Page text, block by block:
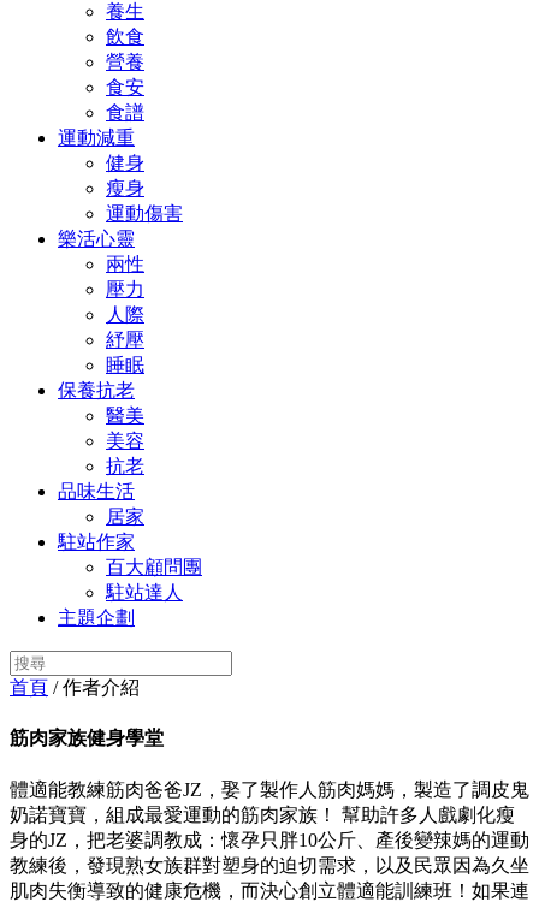
養生
飲食
營養
食安
食譜
運動減重
健身
瘦身
運動傷害
樂活心靈
兩性
壓力
人際
紓壓
睡眠
保養抗老
醫美
美容
抗老
品味生活
居家
駐站作家
百大顧問團
駐站達人
主題企劃
首頁 / 作者介紹
筋肉家族健身學堂
體適能教練筋肉爸爸JZ，娶了製作人筋肉媽媽，製造了調皮鬼
奶諾寶寶，組成最愛運動的筋肉家族！ 幫助許多人戲劇化瘦
身的JZ，把老婆調教成：懷孕只胖10公斤、產後變辣媽的運動
教練後，發現熟女族群對塑身的迫切需求，以及民眾因為久坐
肌肉失衡導致的健康危機，而決心創立體適能訓練班！如果連